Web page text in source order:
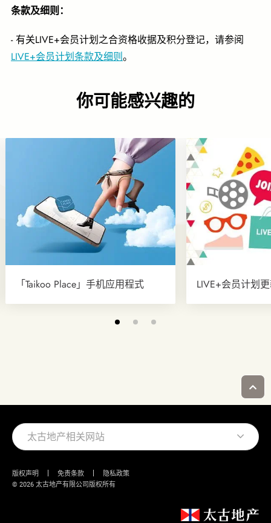
条款及细则：
- 有关LIVE+会员计划之合资格收据及积分登记，请参阅
LIVE+会员计划条款及细则。
你可能感兴趣的
「Taikoo Place」手机应用程式 LIVE+会员计划
太古地产相关网站
版权声明 免责条款
隐私政策
© 2026 太古地产有限公司版权所有